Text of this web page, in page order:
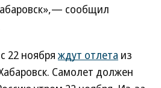
сообщил
22 ноябряждут отлета из
Самолет должен